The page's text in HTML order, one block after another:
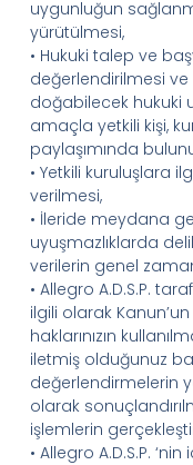
uygunluğun
yürütülmesi,
• Hukuki talep ve
değerlendirilmesi ve
doğabilecekhukuki
amaçla yetkili kişi,
paylaşımında
• Yetkili kuruluşlara
verilmesi,
• İleride meydana
uyuşmazlıklarda
verilerin genel
• Allegro A.D.S.P.
ilgili olarak
haklarınızın
iletmiş olduğunuz
değerlendirmelerin
olarak
işlemlerin
• Allegro A.D.S.P. ‘nin